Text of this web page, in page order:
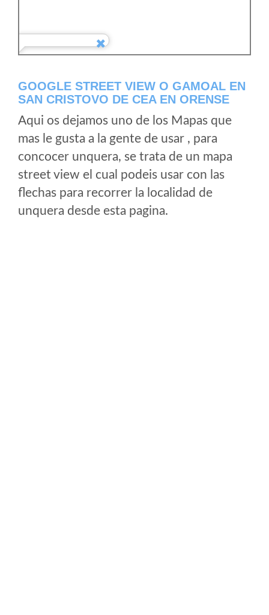
GOOGLE STREET VIEW O GAMOAL EN
SAN CRISTOVO DE CEA EN ORENSE
Aqui os dejamos uno de los Mapas que
mas le gusta a la gente de usar , para
concocer unquera, se trata de un mapa
street view el cual podeis usar con las
flechas para recorrer la localidad de
unquera desde esta pagina.